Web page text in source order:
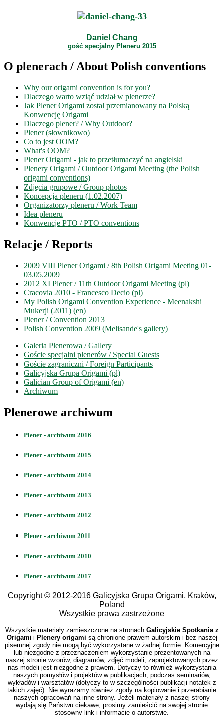
Daniel Chang
gość specjalny Pleneru 2015
O plenerach / About Polish conventions
Why our origami convention is for you?
Dlaczego warto wziąć udział w plenerze?
Jak Plener Origami zostal przemianowany na Polską
Konwencję Origami
Dlaczego plener? / Why Outdoor?
Plener (słownikowo)
Co to jest OOM?
What's OOM?
Plener Origami - jak to przetłumaczyć na angielski
Plenery Origami / Outdoor Origami Meeting (the Polish
origami conventions)
Zdjęcia grupowe / Group photos
Koncepcja pleneru (1.02.2007)
Organizatorzy pleneru / Work Team
Idea pleneru
Konwencje PTO / PTO conventions
Relacje / Reports
2009 VIII Plener Origami / 8th Polish Origami Meeting 01-
03.05.2009
2012 XI Plener / 11th Outdoor Origami Meeting (pl)
Cracovia 2010 - Francesco Decio (pl)
My Polish Origami Convention Experience - Meenakshi
Mukerji (2011) (en)
Plener / Convention 2013
Polish Convention 2009 (Melisande's gallery)
Galeria Plenerowa / Gallery
Goście specjalni plenerów / Special Guests
Goście zagraniczni / Foreign Participants
Galicyjska Grupa Origami (pl)
Galician Group of Origami (en)
Archiwum
Plenerowe archiwum
Plener - archiwum 2016
Plener - archiwum 2015
Plener - archiwum 2014
Plener - archiwum 2013
Plener - archiwum 2012
Plener - archiwum 2011
Plener - archiwum 2010
Plener - archiwum 2017
Copyright © 2012-2016 Galicyjska Grupa Origami, Kraków,
Poland
Wszystkie prawa zastrzeżone
Wszystkie materiały zamieszczone na stronach Galicyjskie Spotkania z
Origami i Plenery origami są chronione prawem autorskim i bez naszej
pisemnej zgody nie mogą być wykorzystane w żadnej formie. Komercyjne
lub niezgodne z przeznaczeniem wykorzystanie prezentowanych na
naszej stronie wzorów, diagramów, zdjęć modeli, zaprojektowanych przez
nas modeli jest niezgodne z prawem. Dotyczy to również wykorzystania
naszych pomysłów i projektów w publikacjach, podczas seminariów,
wykładów i warsztatów (dotyczy to w szczególności publikacji notatek z
takich zajęć). Nie wyrażamy również zgody na kopiowanie i przerabianie
naszych opracowań na inne strony. Jeżeli materiały z naszej strony
wydają się Państwu ciekawe, prosimy zamieścić na swojej stronie
stosowny link i informację o autorstwie.